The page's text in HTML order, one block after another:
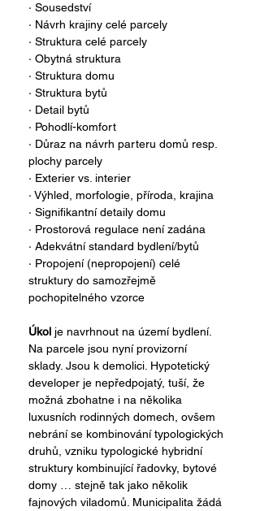
· Sousedství
· Návrh krajiny celé parcely
· Struktura celé parcely
· Obytná struktura
· Struktura domu
· Struktura bytů
· Detail bytů
· Pohodlí-komfort
· Důraz na návrh parteru domů resp.
plochy parcely
· Exterier vs. interier
· Výhled, morfologie, příroda, krajina
· Signifikantní detaily domu
· Prostorová regulace není zadána
· Adekvátní standard bydlení/bytů
· Propojení (nepropojení) celé
struktury do samozřejmě
pochopitelného vzorce
Úkol je navrhnout na území bydlení.
Na parcele jsou nyní provizorní
sklady. Jsou k demolici. Hypotetický
developer je nepředpojatý, tuší, že
možná zbohatne i na několika
luxusních rodinných domech, ovšem
nebrání se kombinování typologických
druhů, vzniku typologické hybridní
struktury kombinující řadovky, bytové
domy … stejně tak jako několik
fajnových viladomů. Municipalita žádá